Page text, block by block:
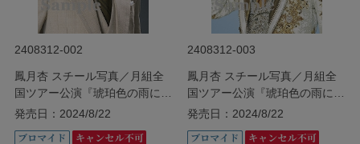
2408312-002
鳳月杏 スチール写真／月組全
国ツアー公演『琥珀色の雨にぬ
れて』『Grande
発売日：2024/8/22
2408312-003
鳳月杏 スチール写真／月組全
国ツアー公演『琥珀色の雨にぬ
れて』『Grande
発売日：2024/8/22